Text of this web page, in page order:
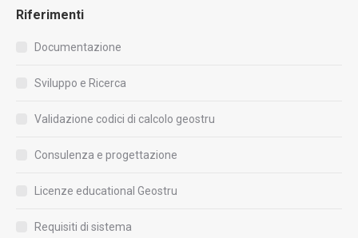
Riferimenti
Documentazione
Sviluppo e Ricerca
Validazione codici di calcolo geostru
Consulenza e progettazione
Licenze educational Geostru
Requisiti di sistema